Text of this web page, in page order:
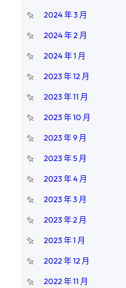
2024 年 3 月
2024 年 2 月
2024 年 1 月
2023 年 12 月
2023 年 11 月
2023 年 10 月
2023 年 9 月
2023 年 5 月
2023 年 4 月
2023 年 3 月
2023 年 2 月
2023 年 1 月
2022 年 12 月
2022 年 11 月